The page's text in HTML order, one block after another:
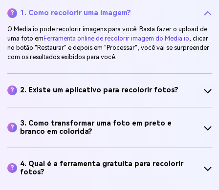
? 1. Como recolorir uma imagem?
O Media.io pode recolorir imagens para você. Basta fazer o upload de
uma foto em Ferramenta online de recolorir imagem do Media.io , clicar
no botão "Restaurar" e depois em "Processar", você vai se surpreender
com os resultados exibidos para você.
? 2. Existe um aplicativo para recolorir fotos?
?
3. Como transformar uma foto em preto e
branco em colorida?
?
4. Qual é a ferramenta gratuita para recolorir
fotos?